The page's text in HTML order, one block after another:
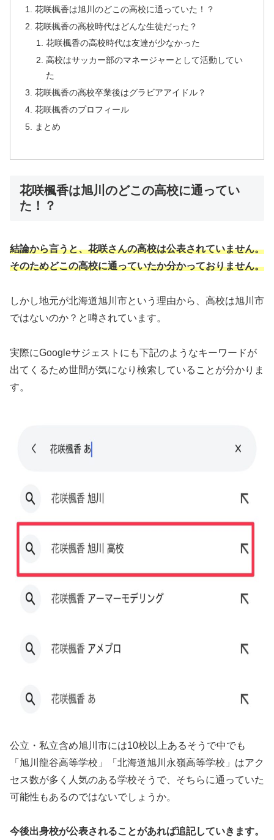
花咲楓香は旭川のどこの高校に通っていた！？
花咲楓香の高校時代はどんな生徒だった？
花咲楓香の高校時代は友達が少なかった
高校はサッカー部のマネージャーとして活動してい
た
花咲楓香の高校卒業後はグラビアアイドル？
花咲楓香のプロフィール
まとめ
花咲楓香は旭川のどこの高校に通ってい
た！？
結論から言うと、花咲さんの高校は公表されていません。
そのためどこの高校に通っていたか分かっておりません。
しかし地元が北海道旭川市という理由から、高校は旭川市
ではないのか？と噂されています。
実際にGoogleサジェストにも下記のようなキーワードが
出てくるため世間が気になり検索していることが分かりま
す。
公立・私立含め旭川市には10校以上あるそうで中でも
「旭川龍谷高等学校」「北海道旭川永嶺高等学校」はアク
セス数が多く人気のある学校そうで、そちらに通っていた
可能性もあるのではないでしょうか。
今後出身校が公表されることがあれば追記していきます。